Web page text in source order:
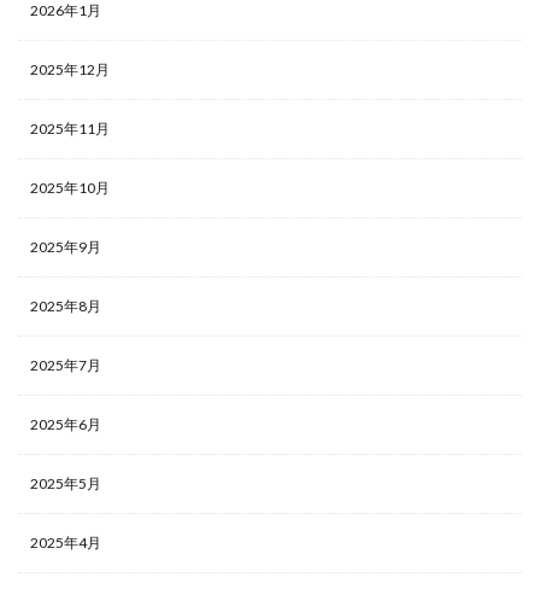
2026年1月
2025年12月
2025年11月
2025年10月
2025年9月
2025年8月
2025年7月
2025年6月
2025年5月
2025年4月